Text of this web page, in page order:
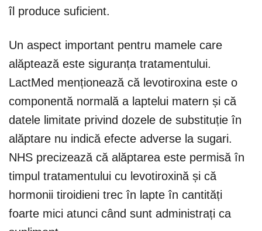
îl produce suficient.
Un aspect important pentru mamele care
alăptează este siguranța tratamentului.
LactMed menționează că levotiroxina este o
componentă normală a laptelui matern și că
datele limitate privind dozele de substituție în
alăptare nu indică efecte adverse la sugari.
NHS precizează că alăptarea este permisă în
timpul tratamentului cu levotiroxină și că
hormonii tiroidieni trec în lapte în cantități
foarte mici atunci când sunt administrați ca